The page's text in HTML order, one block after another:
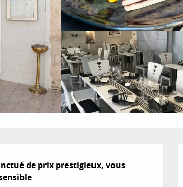
de prix prestigieux, vous